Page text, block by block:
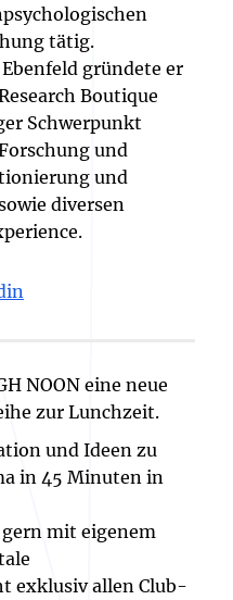
tätig.
gründete er
Boutique
Schwerpunkt
und
und
diversen
NOON eine neue
zur Lunchzeit.
und Ideen zu
in 45 Minuten in
mit eigenem
exklusiv allen Club-